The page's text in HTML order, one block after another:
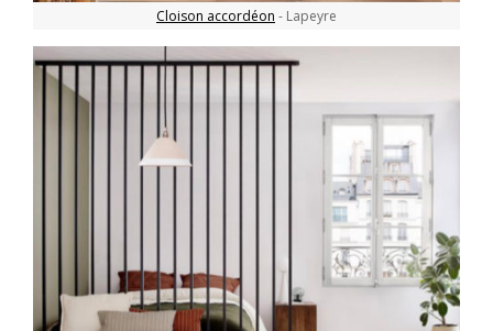
Cloison accordéon - Lapeyre